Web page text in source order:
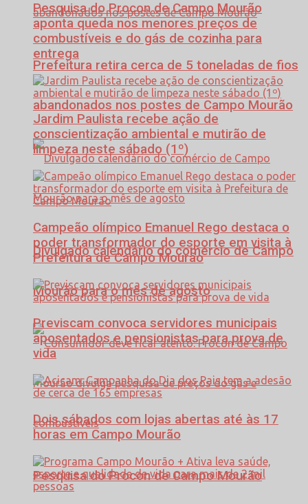
Prefeitura retira cerca de 5 toneladas de fios
abandonados nos postes de Campo Mourão
Divulgado calendário do comércio de Campo
Mourão para o mês de agosto
Pesquisa do Procon de Campo Mourão
Pesquisa do Procon de Campo Mourão
aponta queda nos menores preços de
combustíveis e do gás de cozinha para
entrega
Jardim Paulista recebe ação de
conscientização ambiental e mutirão de
limpeza neste sábado (1º)
Campeão olímpico Emanuel Rego destaca o
poder transformador do esporte em visita à
Prefeitura de Campo Mourão
Previscam convoca servidores municipais
aposentados e pensionistas para prova de
vida
Dois sábados com lojas abertas até às 17
horas em Campo Mourão